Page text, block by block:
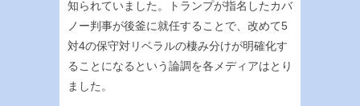
知られていました。トランプが指名したカバ
ノー判事が後釜に就任することで、改めて5
対4の保守対リベラルの棲み分けが明確化す
ることになるという論調を各メディアはとり
ました。